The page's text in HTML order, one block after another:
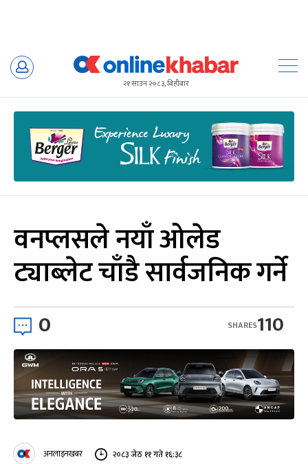
Skip
२१ साउन २०८३, बिहीबार
वनप्लसले नयाँ ओलेड
ट्याब्लेट चाँडै सार्वजनिक गर्ने
0 110
SHARES
अनलाइनखबर २०८३ जेठ ११ गते १६:३८